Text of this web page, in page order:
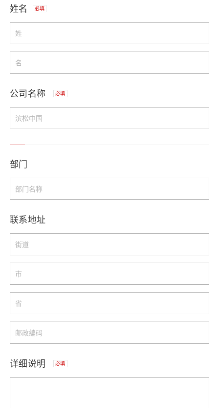
姓名 必填
公司名称 必填
部门
联系地址
详细说明 必填